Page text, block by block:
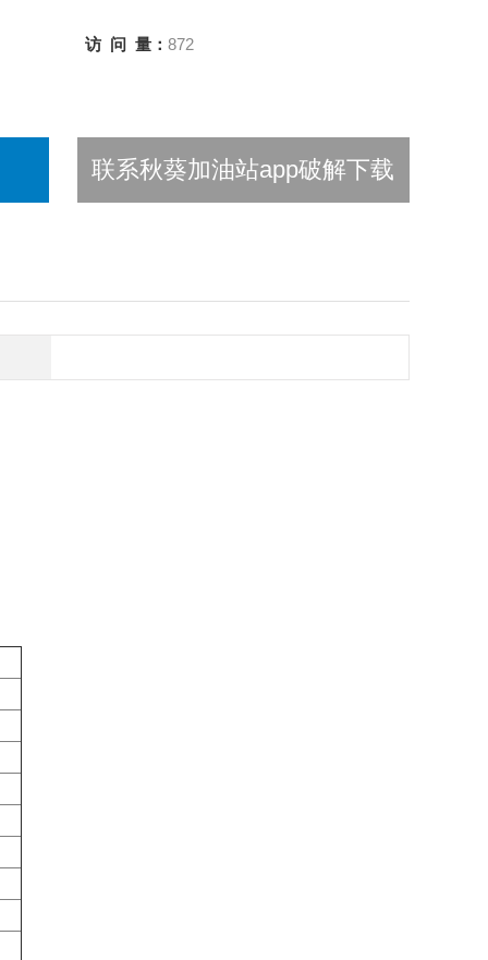
访 问 量： 872
联系秋葵加油站app破解下载